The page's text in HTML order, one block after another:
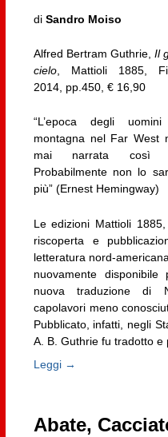
di Sandro Moiso
Alfred Bertram Guthrie,Il
cielo, Mattioli 1885,
2014, pp.450, € 16,90
“L’epoca degli
montagna nel Far West
mai narrata così
Probabilmente non lo
più” (Ernest Hemingway)
Le edizioni Mattioli
riscoperta e
letteratura nord-
nuovamente
nuova traduzione di
capolavori meno
Pubblicato, infatti, negli
A. B. Guthrie fu tradotto e
Leggi →
Abate,